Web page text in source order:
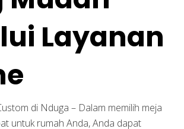
Layanan
di Nduga – Dalam memilih meja
untuk rumah Anda, Anda dapat